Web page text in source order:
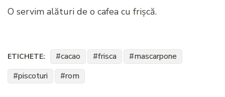
O servim alături de o cafea cu frișcă.
ETICHETE: cacao frisca
mascarpone
piscoturi
rom